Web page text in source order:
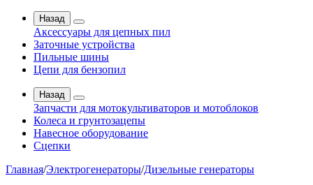
Назад
Аксессуары для цепных пил
Заточные устройства
Пильные шины
Цепи для бензопил
Назад
Запчасти для мотокультиваторов и мотоблоков
Колеса и грунтозацепы
Навесное оборудование
Сцепки
Главная/Электрогенераторы/Дизельные генераторы